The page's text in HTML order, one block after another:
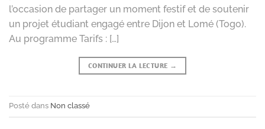
l’occasion de partager un moment festif et de soutenir
un projet étudiant engagé entre Dijon et Lomé (Togo).
Au programme Tarifs : […]
CONTINUER LA LECTURE →
Posté dans Non classé